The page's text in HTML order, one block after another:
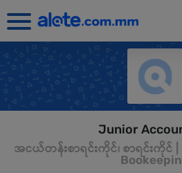
Junior
အငယ်တန်းစာရင်းကိုင်၊ စာရင်းကိုင်